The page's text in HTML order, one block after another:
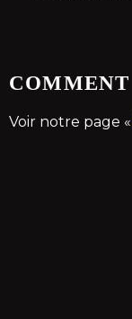
Voir notre page «